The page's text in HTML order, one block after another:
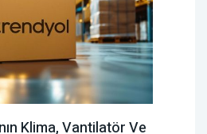
Klima, Vantilatör ‎ve